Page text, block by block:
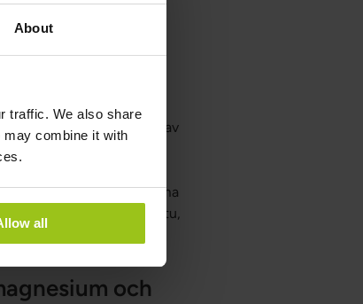
About
traffic. We also share
combine it with
all
genom produktion av
magnesium, men glömma
särskilt vid träning, bastu,
och